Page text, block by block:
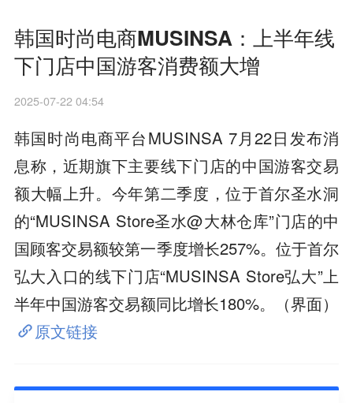
韩国时尚电商MUSINSA：上半年线
下门店中国游客消费额大增
2025-07-22 04:54
韩国时尚电商平台MUSINSA 7月22日发布消
息称，近期旗下主要线下门店的中国游客交易
额大幅上升。今年第二季度，位于首尔圣水洞
的“MUSINSA Store圣水@大林仓库”门店的中
国顾客交易额较第一季度增长257%。位于首尔
弘大入口的线下门店“MUSINSA Store弘大”上
半年中国游客交易额同比增长180%。（界面）
原文链接